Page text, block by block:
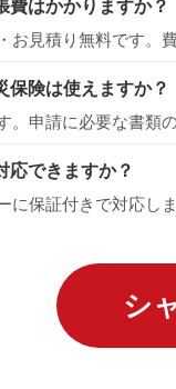
費はかかりますか？
見積り無料です。
保険は使えますか？
。申請に必要な書類
応できますか？
保証付きで対応し
シ